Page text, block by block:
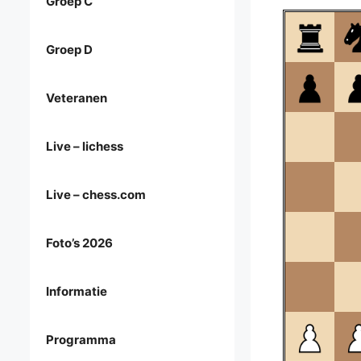
Groep D
Veteranen
Live – lichess
Live – chess.com
Foto’s 2026
Informatie
Programma